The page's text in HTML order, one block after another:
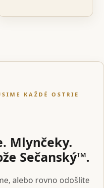
KAŽDÉ OSTRIE
Mlynčeky.
Sečanský™.
alebo rovno odošlite